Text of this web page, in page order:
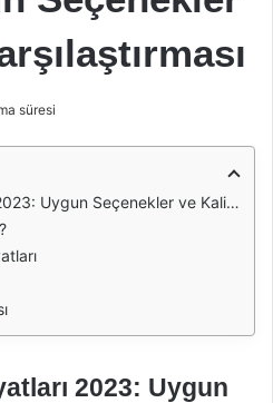
süresi
Seçenekler ve Kalite Karşılaştırması
2023: Uygun